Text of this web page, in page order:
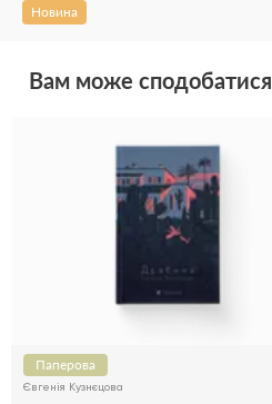
Новина
Вам може сподобатися
Паперова
Євгенія Кузнєцова